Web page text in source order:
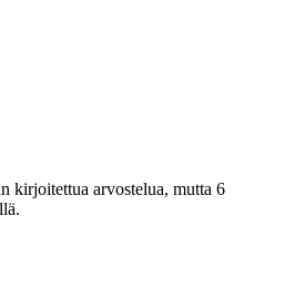
kirjoitettua arvostelua, mutta 6